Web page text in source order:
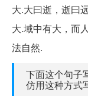
大.大曰逝，逝曰
大.域中有大，而
法自然.
下面这个句子
仿用这种方式